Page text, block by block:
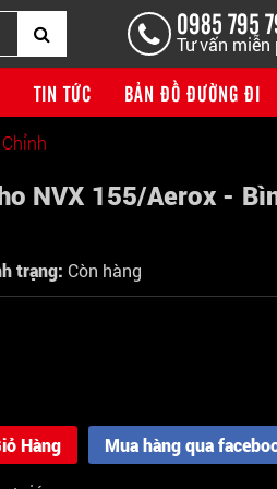
0985 795
Tư vấn miễn
TIN TỨC BẢN ĐỒ ĐƯỜNG ĐI
NVX 155/Aerox -
trạng: Còn hàng
Hàng Mua hàng qua